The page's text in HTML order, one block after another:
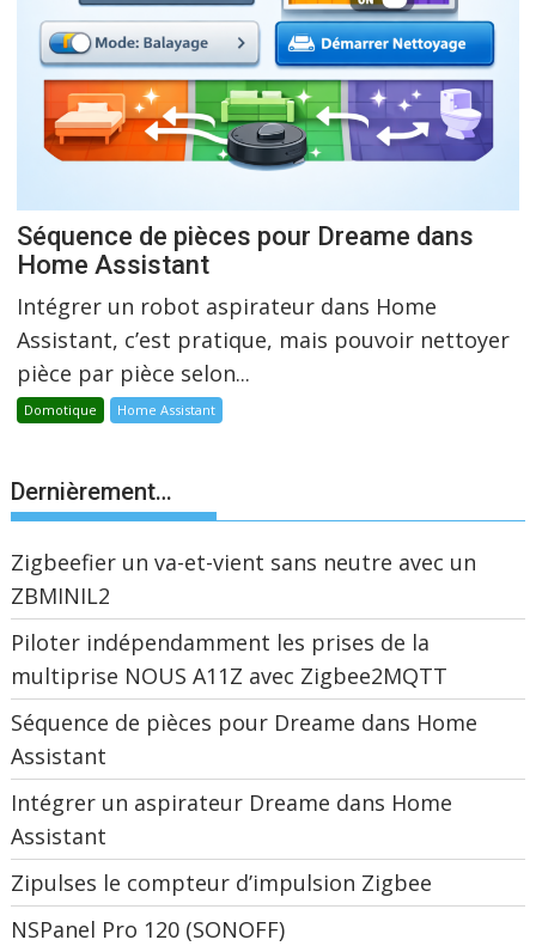
Séquence de pièces pour Dreame dans
Home Assistant
Intégrer un robot aspirateur dans Home
Assistant, c’est pratique, mais pouvoir nettoyer
pièce par pièce selon...
Domotique Home Assistant
Dernièrement…
Zigbeefier un va-et-vient sans neutre avec un
ZBMINIL2
Piloter indépendamment les prises de la
multiprise NOUS A11Z avec Zigbee2MQTT
Séquence de pièces pour Dreame dans Home
Assistant
Intégrer un aspirateur Dreame dans Home
Assistant
Zipulses le compteur d’impulsion Zigbee
NSPanel Pro 120 (SONOFF)